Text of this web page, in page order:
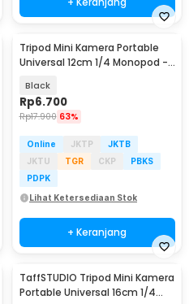
Tripod Mini Kamera Portable
Universal 12cm 1/4 Monopod -
Black
Rp6.700
Rp17.900 63%
Online JKTP
JKTB
JKTU
TGR CKP
PBKS
PDPK
Lihat Ketersediaan Stok
+ Keranjang
TaffSTUDIO Tripod Mini Kamera
Portable Universal 16cm 1/4